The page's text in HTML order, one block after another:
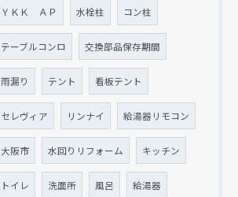
ＹＫＫ ＡＰ 水栓柱 コン柱
テーブルコンロ 交換部品保存期間
雨漏り テント 看板テント
セレヴィア リンナイ 給湯器リモコン
大阪市 水回りリフォーム キッチン
トイレ 洗面所 風呂 給湯器